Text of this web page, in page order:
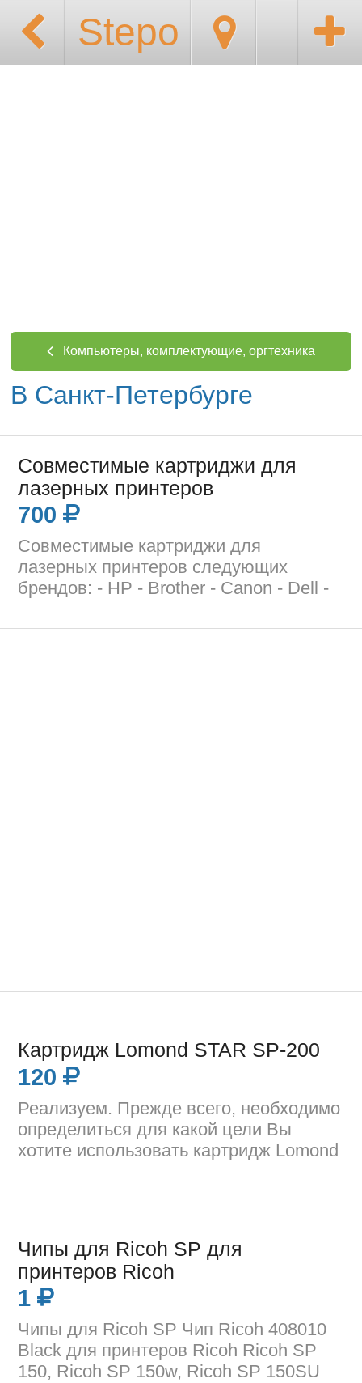
Stepo
Компьютеры, комплектующие, оргтехника
В Санкт-Петербурге
Совместимые картриджи для
лазерных принтеров
700
Совместимые картриджи для
лазерных принтеров следующих
брендов: - HP - Brother - Canon - Dell -
Картридж Lomond STAR SP-200
120
Реализуем. Прежде всего, необходимо
определиться для какой цели Вы
хотите использовать картридж Lomond
Чипы для Ricoh SP для
принтеров Ricoh
1
Чипы для Ricoh SP Чип Ricoh 408010
Black для принтеров Ricoh Ricoh SP
150, Ricoh SP 150w, Ricoh SP 150SU